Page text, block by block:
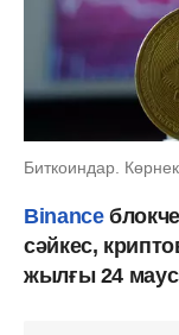
Биткоиндар.
Binance
сәйкес,
жылғы 24